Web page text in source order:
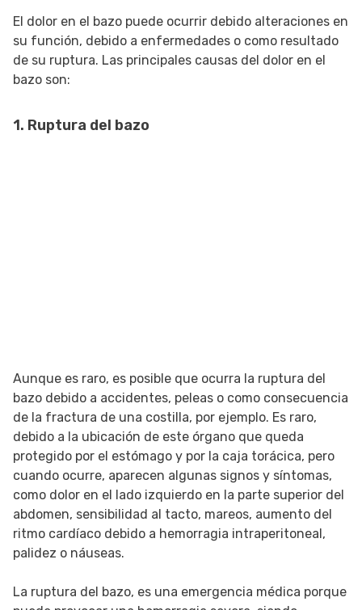
El dolor en el bazo puede ocurrir debido alteraciones en
su función, debido a enfermedades o como resultado
de su ruptura. Las principales causas del dolor en el
bazo son:
1. Ruptura del bazo
Aunque es raro, es posible que ocurra la ruptura del
bazo debido a accidentes, peleas o como consecuencia
de la fractura de una costilla, por ejemplo. Es raro,
debido a la ubicación de este órgano que queda
protegido por el estómago y por la caja torácica, pero
cuando ocurre, aparecen algunas signos y síntomas,
como dolor en el lado izquierdo en la parte superior del
abdomen, sensibilidad al tacto, mareos, aumento del
ritmo cardíaco debido a hemorragia intraperitoneal,
palidez o náuseas.
La ruptura del bazo, es una emergencia médica porque